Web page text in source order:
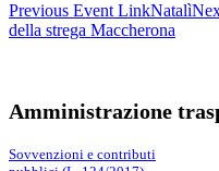
Previous Event LinkNatalì
della strega Maccherona
Amministrazione
Sovvenzioni e contributi